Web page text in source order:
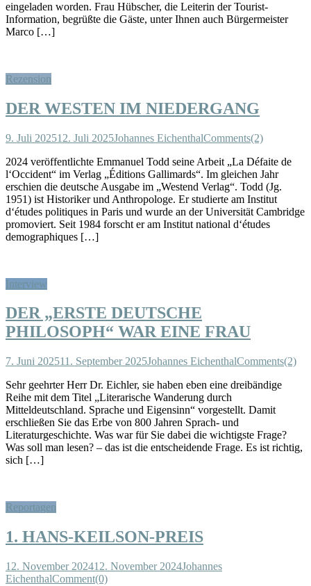
eingeladen worden. Frau Hübscher, die Leiterin der Tourist-
Information, begrüßte die Gäste, unter Ihnen auch Bürgermeister
Marco […]
Rezension
DER WESTEN IM NIEDERGANG
9. Juli 202512. Juli 2025Johannes EichenthalComments(2)
2024 veröffentlichte Emmanuel Todd seine Arbeit „La Défaite de
l‘Occident“ im Verlag „Éditions Gallimards“. Im gleichen Jahr
erschien die deutsche Ausgabe im „Westend Verlag“. Todd (Jg.
1951) ist Historiker und Anthro­pologe. Er studierte am Institut
d‘études politiques in Paris und wurde an der Universität Cambridge
promoviert. Seit 1984 forscht er am Institut national d‘études
demographiques […]
Interview
DER „ERSTE DEUTSCHE
PHILOSOPH“ WAR EINE FRAU
7. Juni 202511. September 2025Johannes EichenthalComments(2)
Sehr geehrter Herr Dr. Eichler, sie haben eben eine dreibändige
Reihe mit dem Titel „Literarische Wanderung durch
Mitteldeutschland. Sprache und Eigensinn“ vorgestellt. Damit
erschließen Sie das Erbe von 800 Jahren Sprach- und
Literaturgeschichte. Was war für Sie dabei die wichtigste Frage?
Was soll man lesen? – das ist die entscheidende Frage. Es ist richtig,
sich […]
Reportagen
1. HANS-KEILSON-PREIS
12. November 202412. November 2024Johannes
EichenthalComment(0)